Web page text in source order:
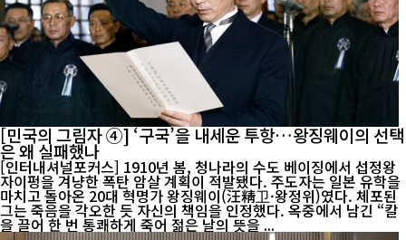
[민국의 그림자 ④] ‘구국’을 내세운 투항…왕징웨이의 선택
은 왜 실패했나
[인터내셔널포커스] 1910년 봄, 청나라의 수도 베이징에서 섭정왕
자이펑을 겨냥한 폭탄 암살 계획이 적발됐다. 주도자는 일본 유학을
마치고 돌아온 20대 혁명가 왕징웨이(汪精卫·왕정위)였다. 체포된
그는 죽음을 각오한 듯 자신의 책임을 인정했다. 옥중에서 남긴 “칼
을 끌어 한 번 통쾌하게 죽어 젊은 날의 뜻을 ...